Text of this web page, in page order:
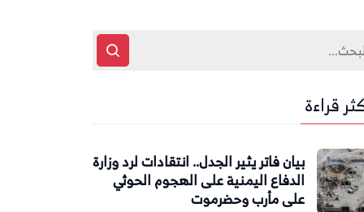
قراءة
بيان فاتر يثير الجدل.. انتقادات لرد وزارة
الدفاع اليمنية على الهجوم الحوثي
على مأرب وحضرموت